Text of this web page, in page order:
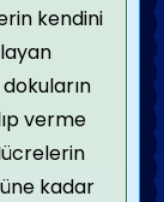
kendini
verme
kadar